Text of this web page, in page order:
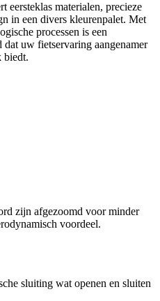
eersteklas materialen, precieze
in een divers kleurenpalet. Met
processen is een
dat uw fietservaring aangenamer
biedt.
zijn afgezoomd voor minder
voordeel.
sluiting wat openen en sluiten